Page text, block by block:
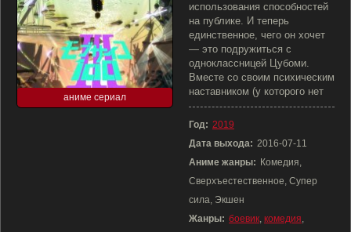
аниме сериал
использования способностей
на публике. И теперь
единственное, чего он хочет
— это подружиться с
одноклассницей Цубоми.
Вместе со своим психическим
наставником (у которого нет
Год: 2019
Дата выхода: 2016-07-11
Аниме жанры: Комедия,
Сверхъестественное, Супер
сила, Экшен
Жанры: боевик, комедия,